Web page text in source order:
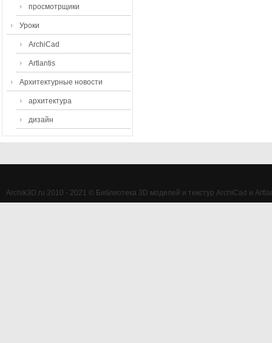
просмотрщики
Уроки
ArchiCad
Artlantis
Архитектурные новости
архитектура
дизайн
Archik3D.ru 2010 - 2021 © Библиотека 3D моделей и текстур ArchiCad и